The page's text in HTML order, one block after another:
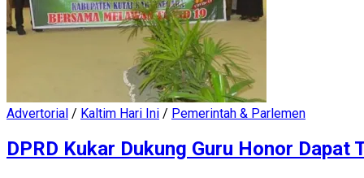
Advertorial / Kaltim Hari Ini / Pemerintah & Parlemen
DPRD Kukar Dukung Guru Honor Dapat